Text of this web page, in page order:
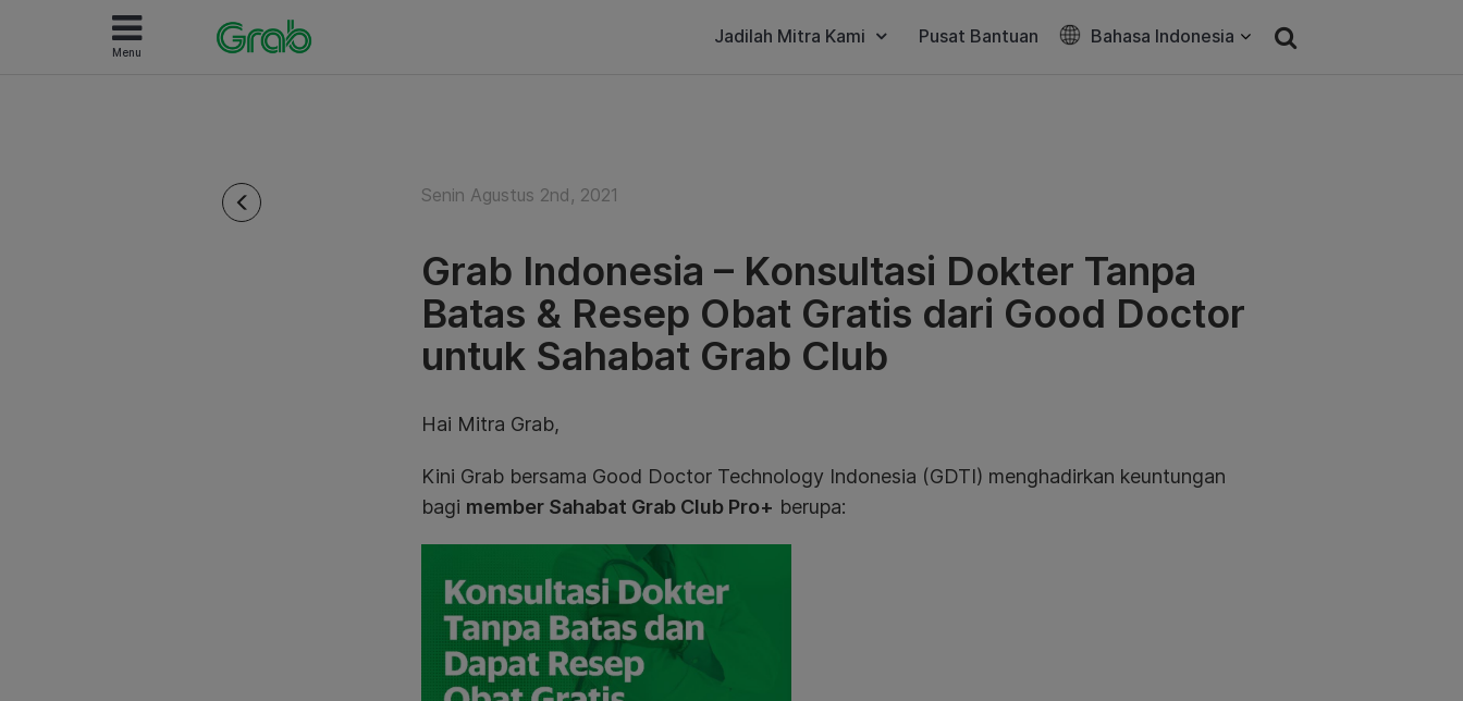
Menu
Jadilah Mitra Kami Pusat Bantuan Bahasa Indonesia
Senin Agustus 2nd, 2021
Grab Indonesia – Konsultasi Dokter Tanpa
Batas & Resep Obat Gratis dari Good Doctor
untuk Sahabat Grab Club
Hai Mitra Grab,
Kini Grab bersama Good Doctor Technology Indonesia (GDTI) menghadirkan keuntungan
bagi member Sahabat Grab Club Pro+ berupa: